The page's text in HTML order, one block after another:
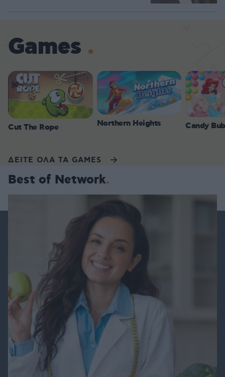
Games
Cut The Rope Northern Heights Candy
ΔΕΙΤΕ ΟΛΑ ΤΑ GAMES
Best of Network